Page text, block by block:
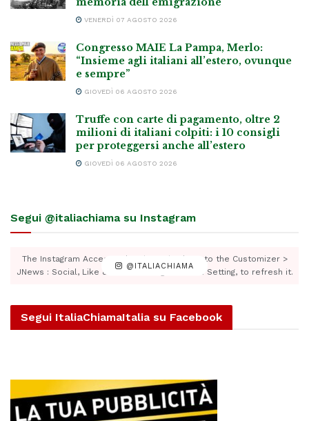
VENERDÌ 07 AGOSTO 2026
Congresso MAIE La Pampa, Merlo:
“Insieme agli italiani all’estero, ovunque
e sempre”
GIOVEDÌ 06 AGOSTO 2026
Truffe con carte di pagamento, oltre 2
milioni di italiani colpiti: i 10 consigli
per proteggersi anche all’estero
GIOVEDÌ 06 AGOSTO 2026
Segui @italiachiama su Instagram
@ITALIACHIAMA
The Instagram Access Token is expired, Go to the Customizer >
JNews : Social, Like & View > Instagram Feed Setting, to refresh it.
Segui ItaliaChiamaItalia su Facebook